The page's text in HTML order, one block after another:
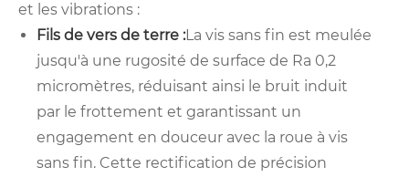
et les vibrations :
Fils de vers de terre :La vis sans fin est meulée
jusqu'à une rugosité de surface de Ra 0,2
micromètres, réduisant ainsi le bruit induit
par le frottement et garantissant un
engagement en douceur avec la roue à vis
sans fin. Cette rectification de précision